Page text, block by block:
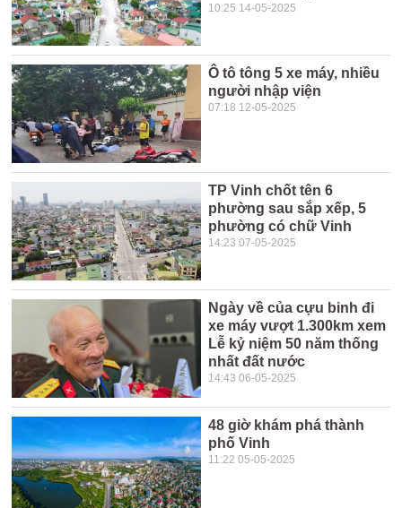
10:25 14-05-2025
Ô tô tông 5 xe máy, nhiều
người nhập viện
07:18 12-05-2025
TP Vinh chốt tên 6
phường sau sắp xếp, 5
phường có chữ Vinh
14:23 07-05-2025
Ngày về của cựu binh đi
xe máy vượt 1.300km xem
Lễ kỷ niệm 50 năm thống
nhất đất nước
14:43 06-05-2025
48 giờ khám phá thành
phố Vinh
11:22 05-05-2025